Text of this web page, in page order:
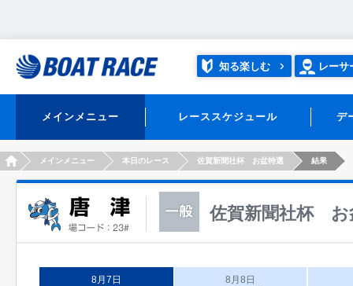
知る楽しむ レーサ
メインメニュー レーススケジュール デ
HOMEメインメニュー 本日のレース 佐賀新聞社杯 お盆特選 結果
佐賀新聞社杯 お
8月7日 8月8日